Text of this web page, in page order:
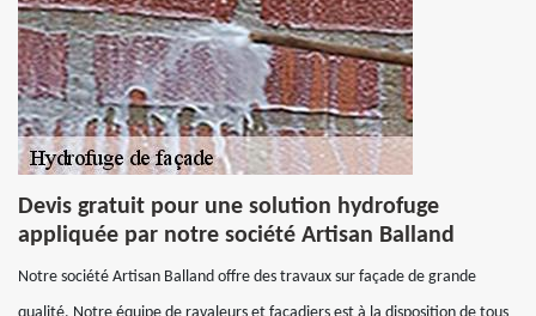
Devis gratuit pour une solution hydrofuge
appliquée par notre société Artisan Balland
Notre société Artisan Balland offre des travaux sur façade de grande